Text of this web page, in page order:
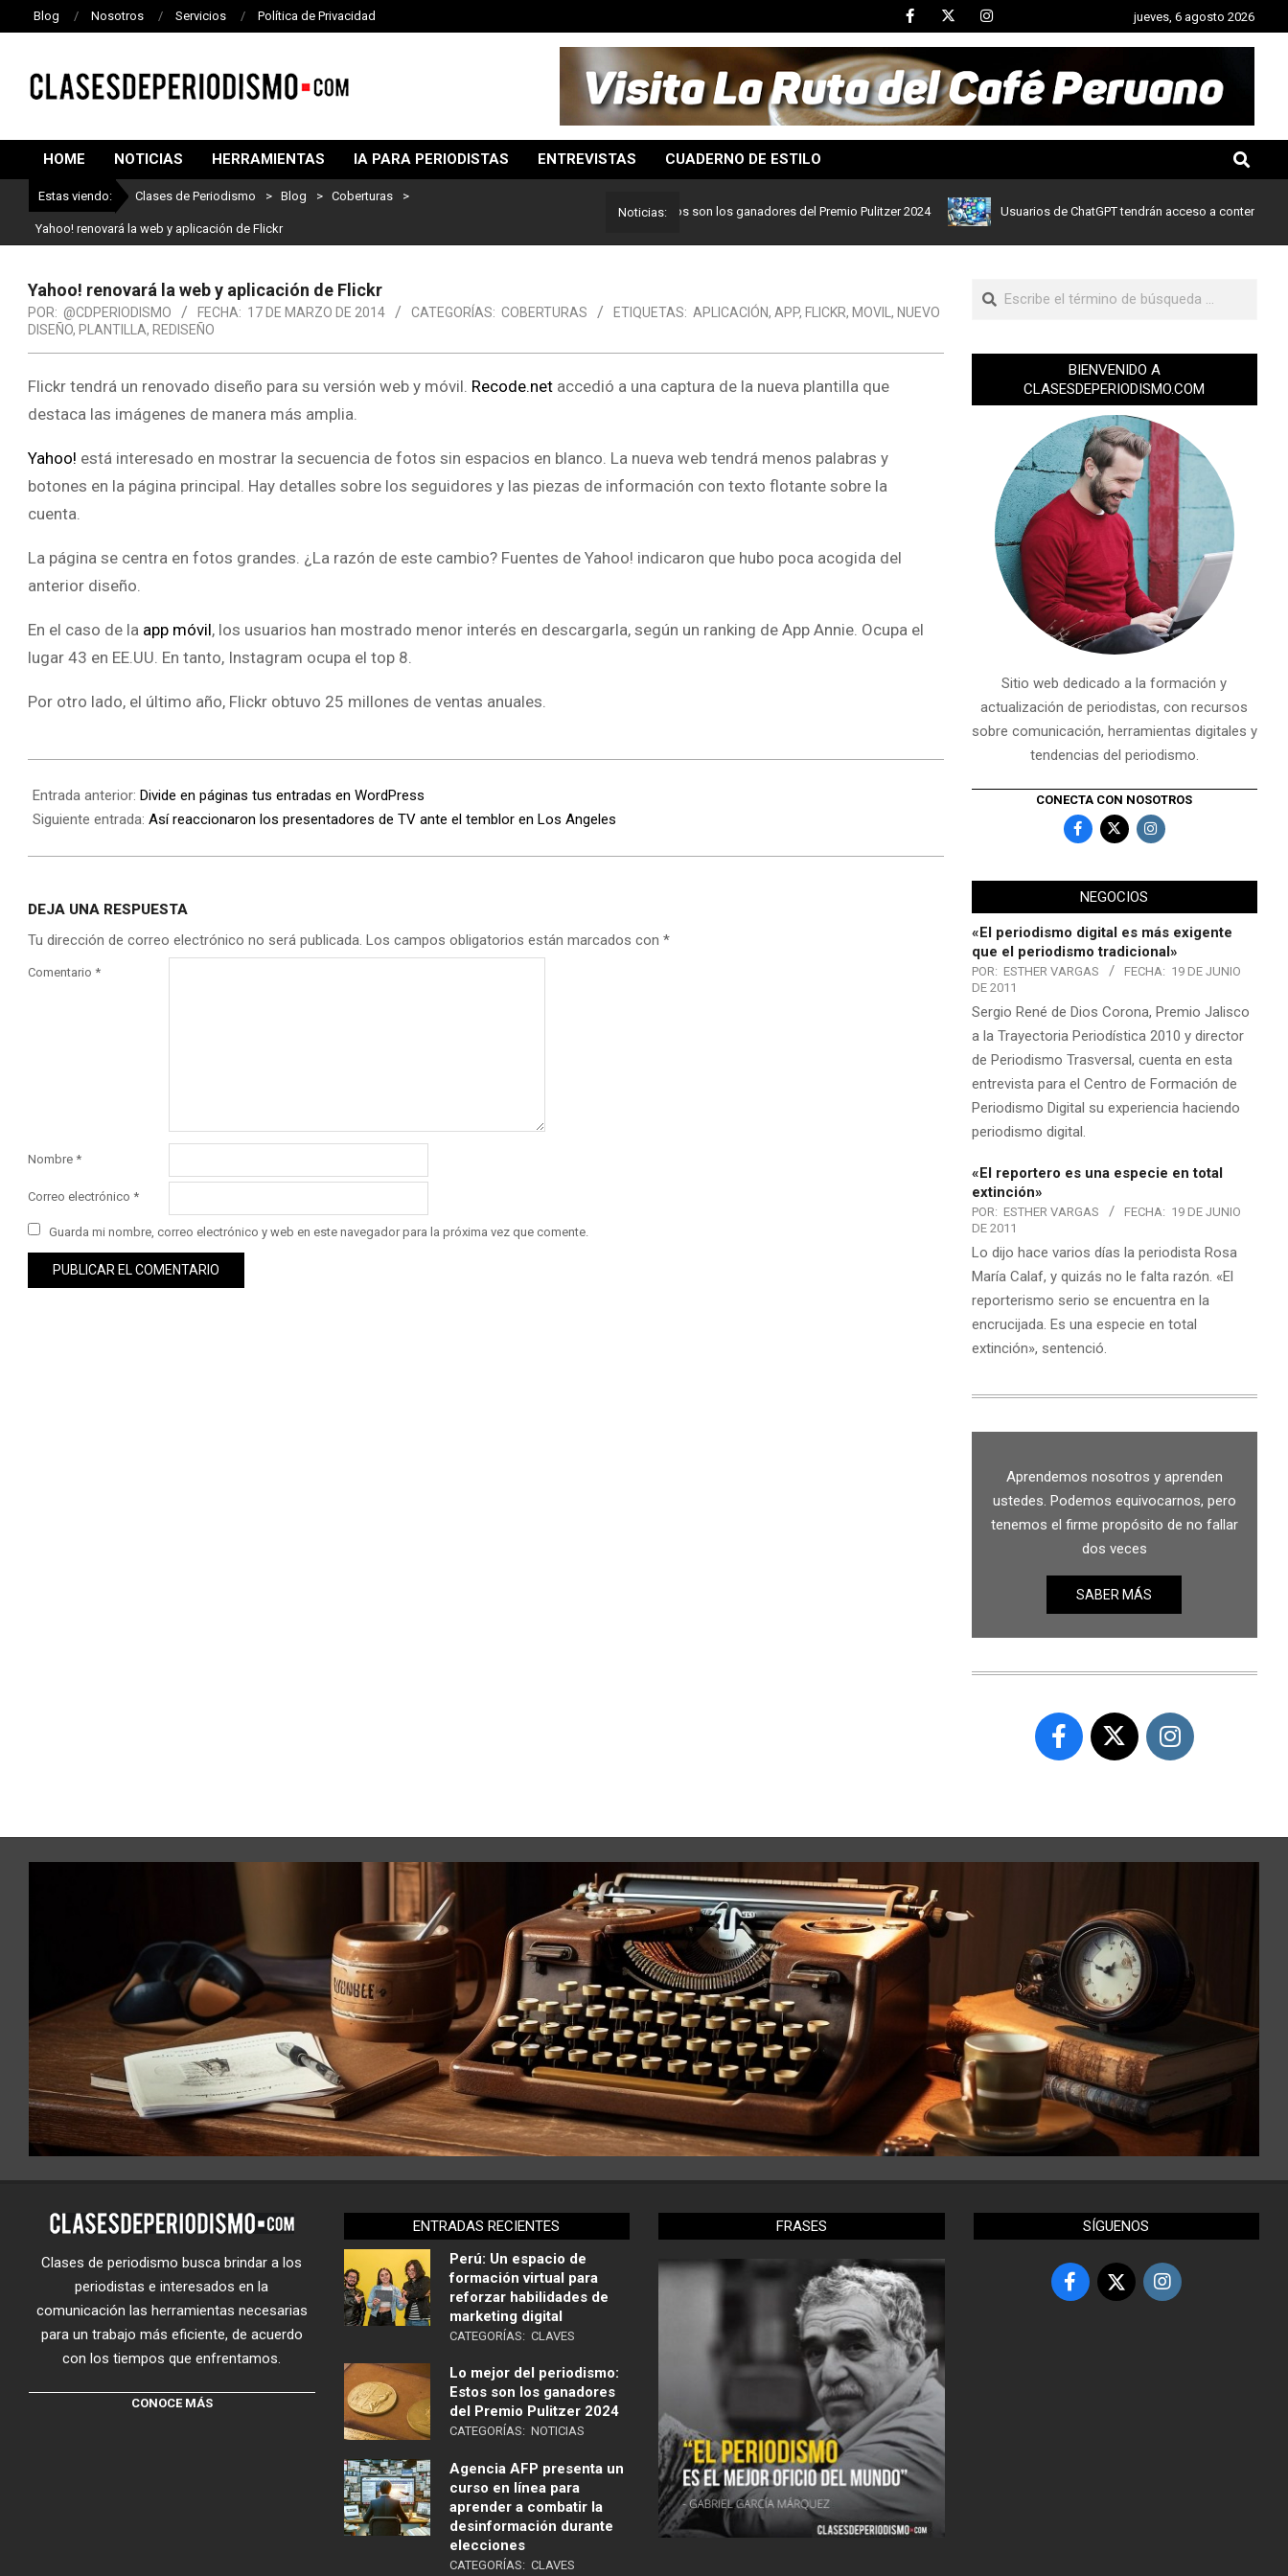
Blog Nosotros Servicios Política de Privacidad jueves, 6 agosto 2026
DE
PERIODISMO
HOME NOTICIAS HERRAMIENTAS IA PARA PERIODISTAS ENTREVISTAS CUADERNO DE ESTILO
Estas viendo: Clases de Periodismo > Blog > Coberturas >
Yahoo! renovará la web y aplicación de Flickr
Noticias:
Lo mejor del periodismo: Estos son los ganadores del Premio Pulitzer 2024 Usuarios de ChatGPT tendrán acceso a contenidos de
Yahoo! renovará la web y aplicación de Flickr
POR: @CDPERIODISMO FECHA: 17 DE MARZO DE 2014 CATEGORÍAS: COBERTURAS ETIQUETAS: APLICACIÓN, APP, FLICKR, MOVIL , NUEVO
DISEÑO, PLANTILLA, REDISEÑO
Flickr tendrá un renovado diseño para su versión web y móvil. Recode.net accedió a una captura de la nueva plantilla que
destaca las imágenes de manera más amplia.
Yahoo! está interesado en mostrar la secuencia de fotos sin espacios en blanco. La nueva web tendrá menos palabras y
botones en la página principal. Hay detalles sobre los seguidores y las piezas de información con texto flotante sobre la
cuenta.
La página se centra en fotos grandes. ¿La razón de este cambio? Fuentes de Yahoo! indicaron que hubo poca acogida del
anterior diseño.
En el caso de la app móvil, los usuarios han mostrado menor interés en descargarla, según un ranking de App Annie. Ocupa el
lugar 43 en EE.UU. En tanto, Instagram ocupa el top 8.
Por otro lado, el último año, Flickr obtuvo 25 millones de ventas anuales.
Entrada anterior: Divide en páginas tus entradas en WordPress
Siguiente entrada: Así reaccionaron los presentadores de TV ante el temblor en Los Angeles
DEJA UNA RESPUESTA
Tu dirección de correo electrónico no será publicada. Los campos obligatorios están marcados con *
Comentario *
Nombre *
Correo electrónico *
Guarda mi nombre, correo electrónico y web en este navegador para la próxima vez que comente.
BIENVENIDO A
CLASESDEPERIODISMO.COM
Sitio web dedicado a la formación y
actualización de periodistas, con recursos
sobre comunicación, herramientas digitales y
tendencias del periodismo.
CONECTA CON NOSOTROS
NEGOCIOS
«El periodismo digital es más exigente
que el periodismo tradicional»
POR: ESTHER VARGAS FECHA: 19 DE JUNIO
DE 2011
Sergio René de Dios Corona, Premio Jalisco
a la Trayectoria Periodística 2010 y director
de Periodismo Trasversal, cuenta en esta
entrevista para el Centro de Formación de
Periodismo Digital su experiencia haciendo
periodismo digital.
«El reportero es una especie en total
extinción»
POR: ESTHER VARGAS FECHA: 19 DE JUNIO
DE 2011
Lo dijo hace varios días la periodista Rosa
María Calaf, y quizás no le falta razón. «El
reporterismo serio se encuentra en la
encrucijada. Es una especie en total
extinción», sentenció.
Aprendemos nosotros y aprenden
ustedes. Podemos equivocarnos, pero
tenemos el firme propósito de no fallar
dos veces
SABER MÁS
Clases de periodismo busca brindar a los
periodistas e interesados en la
comunicación las herramientas necesarias
para un trabajo más eficiente, de acuerdo
con los tiempos que enfrentamos.
CONOCE MÁS
ENTRADAS RECIENTES
Perú: Un espacio de
formación virtual para
reforzar habilidades de
marketing digital
CATEGORÍAS: CLAVES
Lo mejor del periodismo:
Estos son los ganadores
del Premio Pulitzer 2024
CATEGORÍAS: NOTICIAS
Agencia AFP presenta un
curso en línea para
aprender a combatir la
desinformación durante
elecciones
CATEGORÍAS: CLAVES
FRASES SÍGUENOS